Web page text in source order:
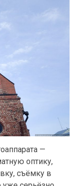
—
оптику,
съёмку в